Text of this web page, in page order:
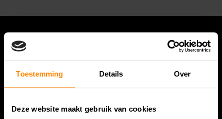
Toestemming Details Over
Deze website maakt gebruik van cookies